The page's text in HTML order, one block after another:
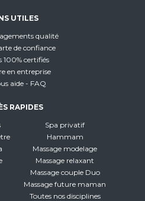
UTILES
qualité
de confiance
100% certifiés
en entreprise
aide - FAQ
RAPIDES
Spa privatif
Hammam
Massage modelage
Massage relaxant
Massage couple Duo
Massage future maman
Toutes nos disciplines